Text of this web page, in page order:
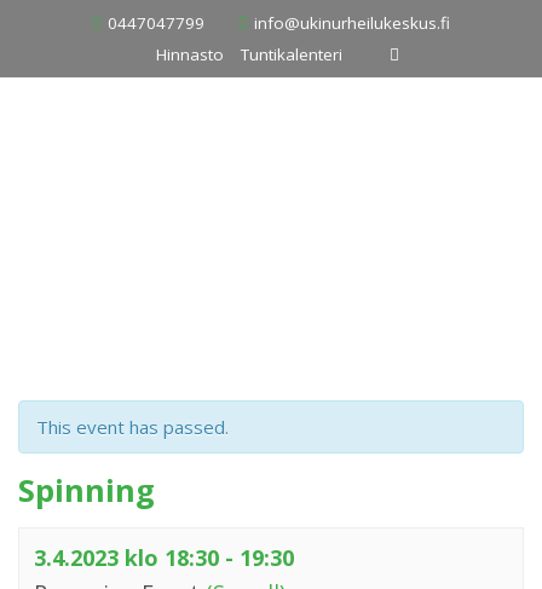
content
0447047799
info@ukinurheilukeskus.fi
Hinnasto
Tuntikalenteri
This event has passed.
Spinning
3.4.2023 klo 18:30 - 19:30